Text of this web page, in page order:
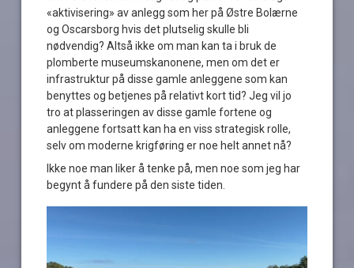
«aktivisering» av anlegg som her på Østre Bolærne
og Oscarsborg hvis det plutselig skulle bli
nødvendig? Altså ikke om man kan ta i bruk de
plomberte museumskanonene, men om det er
infrastruktur på disse gamle anleggene som kan
benyttes og betjenes på relativt kort tid? Jeg vil jo
tro at plasseringen av disse gamle fortene og
anleggene fortsatt kan ha en viss strategisk rolle,
selv om moderne krigføring er noe helt annet nå?
Ikke noe man liker å tenke på, men noe som jeg har
begynt å fundere på den siste tiden.